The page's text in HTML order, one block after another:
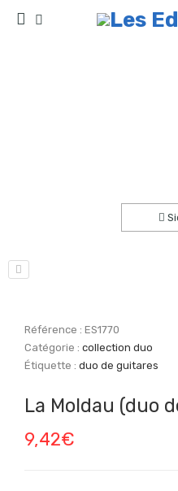
Référence :ES1770
Catégorie :collection duo
Étiquette :duo de guitares
La Moldau (duo
9,42€